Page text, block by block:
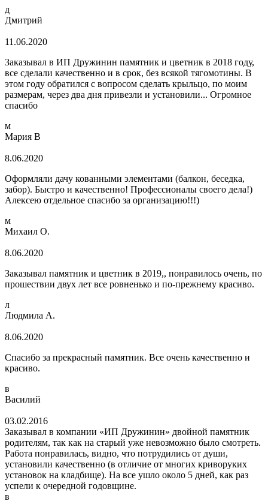
д
Дмитрий
11.06.2020
Заказывал в ИП Дружинин памятник и цветник в 2018 году,
все сделали качественно и в срок, без всякой тягомотины. В
этом году обратился с вопросом сделать крыльцо, по моим
размерам, через два дня привезли и установили... Огромное
спасибо
м
Мария В
8.06.2020
Оформляли дачу кованными элементами (балкон, беседка,
забор). Быстро и качественно! Профессионалы своего дела!)
Алексею отдельное спасибо за организацию!!!)
м
Михаил О.
8.06.2020
Заказывал памятник и цветник в 2019,, понравилось очень, по
прошествии двух лет все ровненько и по-прежнему красиво.
л
Людмила А.
8.06.2020
Спасибо за прекрасный памятник. Все очень качественно и
красиво.
в
Василий
03.02.2016
Заказывал в компании «ИП Дружинин» двойной памятник
родителям, так как на старый уже невозможно было смотреть.
Работа понравилась, видно, что потрудились от души,
установили качественно (в отличие от многих криворуких
установок на кладбище). На все ушло около 5 дней, как раз
успели к очередной годовщине.
в